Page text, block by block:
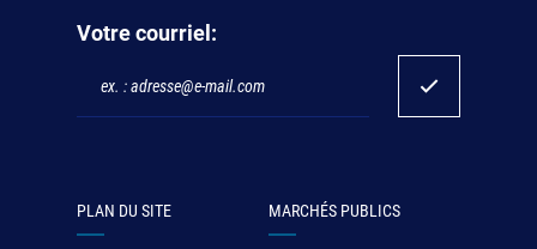
Votre courriel:
PLAN DU SITE MARCHÉS PUBLICS